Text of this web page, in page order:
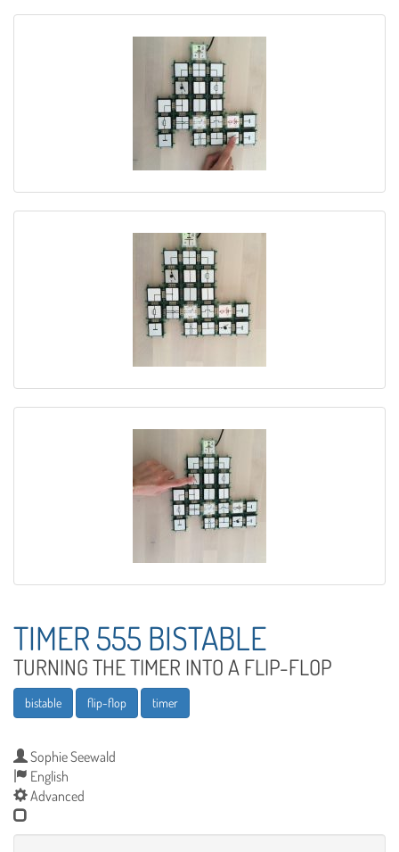
TIMER 555 BISTABLE
TURNING THE TIMER INTO A FLIP-FLOP
bistable flip-flop timer
Sophie Seewald
English
Advanced